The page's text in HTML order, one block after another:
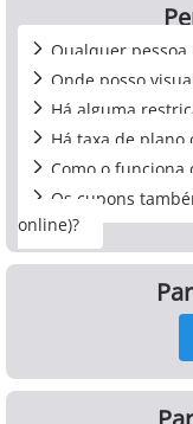
Qualquer pessoa
Onde posso
Há alguma
Há taxa de plano
Como o funciona
Os cupons
online)?